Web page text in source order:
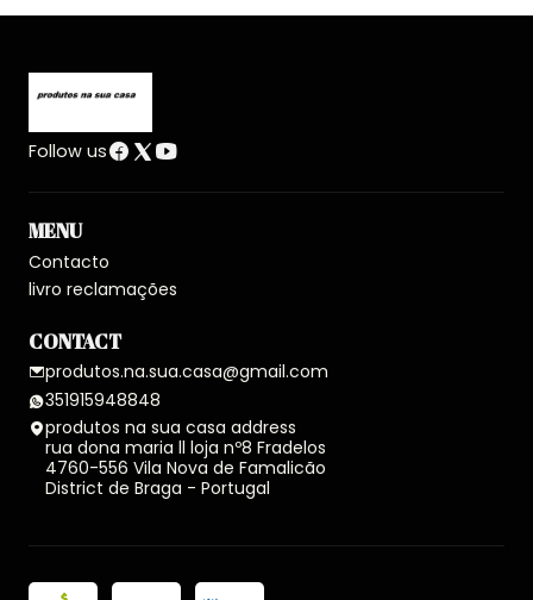
Follow us
MENU
Contacto
livro reclamações
CONTACT
produtos.na.sua.casa@gmail.com
351915948848
produtos na sua casa address
rua dona maria ll loja nº8 Fradelos
4760-556 Vila Nova de Famalicão
District de Braga - Portugal